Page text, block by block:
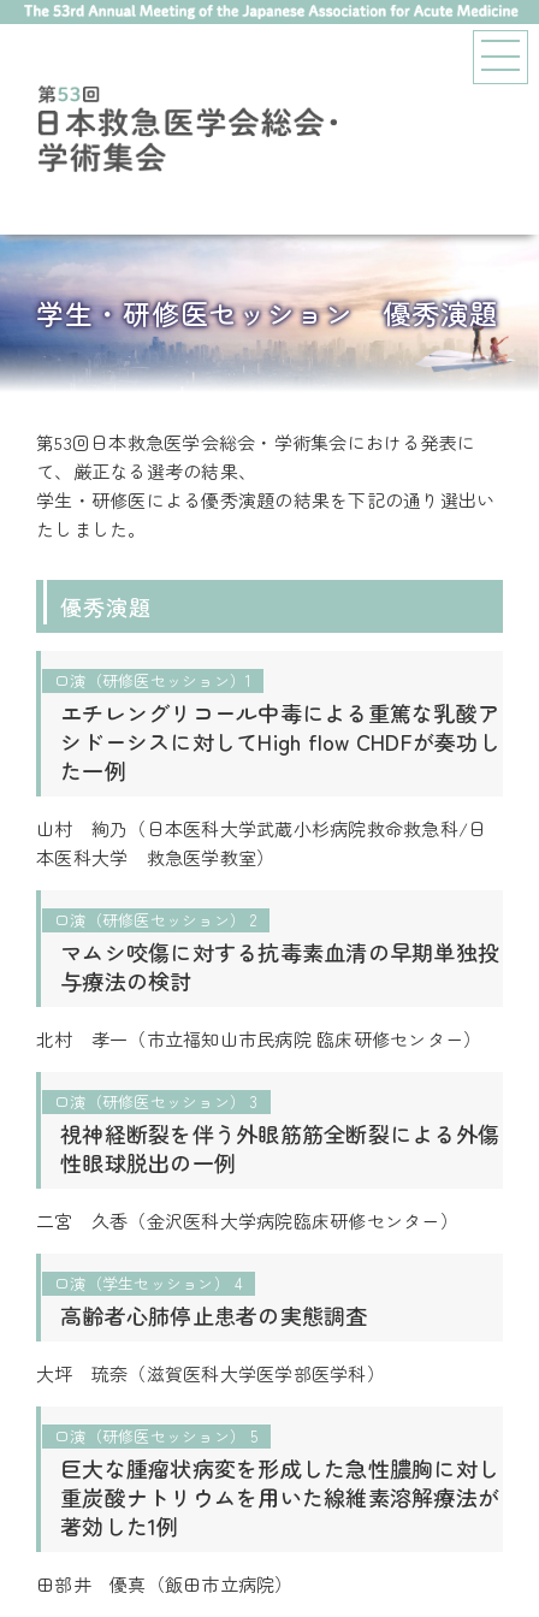
学生・研修医セッション 優秀演題
第53回日本救急医学会総会・学術集会における発表に
て、厳正なる選考の結果、
学生・研修医による優秀演題の結果を下記の通り選出い
たしました。
優秀演題
口演（研修医セッション）1
エチレングリコール中毒による重篤な乳酸ア
シドーシスに対してHigh flow CHDFが奏功し
た一例
山村 絢乃（日本医科大学武蔵小杉病院救命救急科/日
本医科大学 救急医学教室）
口演（研修医セッション） 2
マムシ咬傷に対する抗毒素血清の早期単独投
与療法の検討
北村 孝一（市立福知山市民病院 臨床研修センター）
口演（研修医セッション） 3
視神経断裂を伴う外眼筋筋全断裂による外傷
性眼球脱出の一例
二宮 久香（金沢医科大学病院臨床研修センター）
口演（学生セッション） 4
高齢者心肺停止患者の実態調査
大坪 琉奈（滋賀医科大学医学部医学科）
口演（研修医セッション） 5
巨大な腫瘤状病変を形成した急性膿胸に対し
重炭酸ナトリウムを用いた線維素溶解療法が
著効した1例
田部井 優真（飯田市立病院）